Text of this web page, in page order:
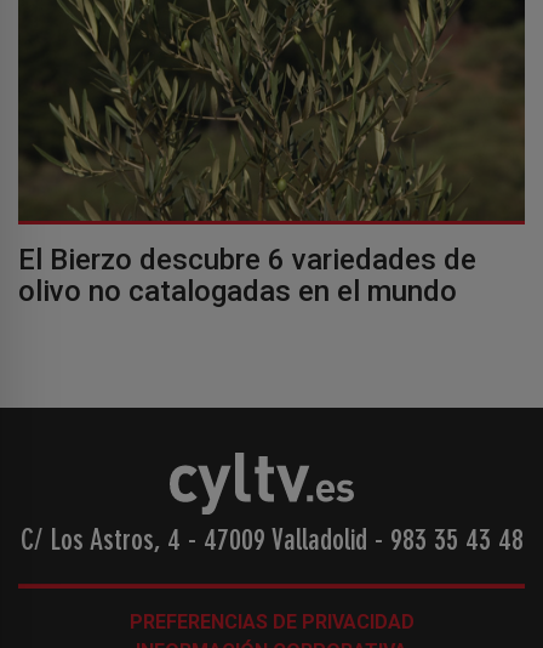
El Bierzo descubre 6 variedades de
olivo no catalogadas en el mundo
C/ Los Astros, 4 - 47009 Valladolid - 983 35 43 48
PREFERENCIAS DE PRIVACIDAD